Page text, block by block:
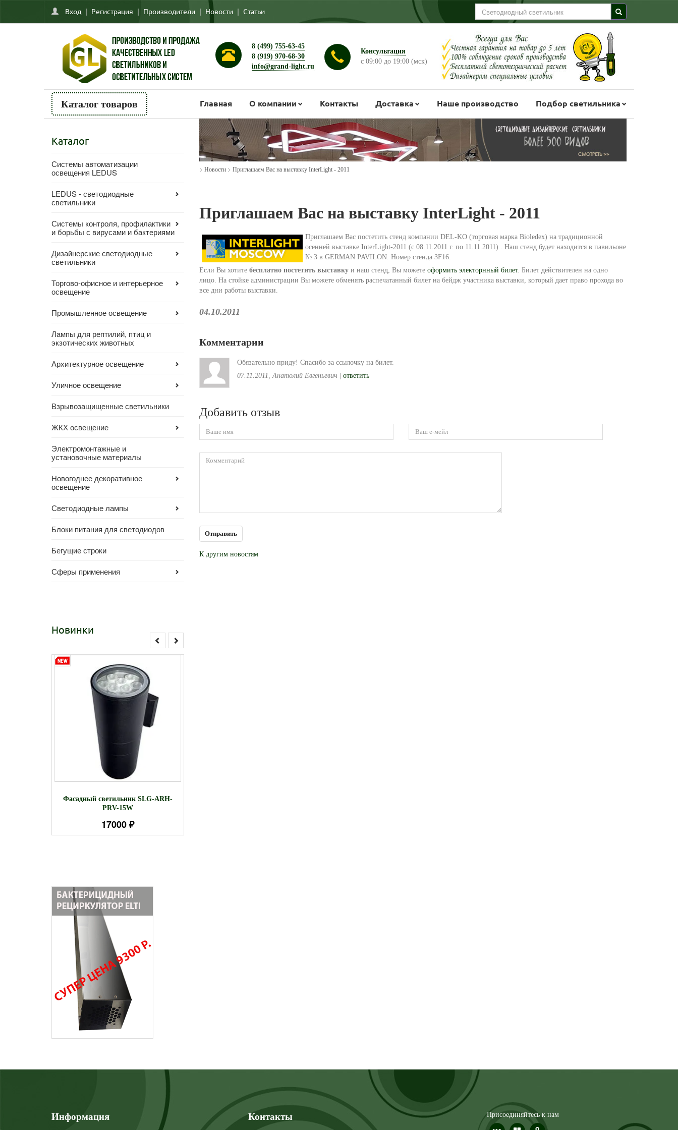
Вход | Регистрация | Производители | Новости | Статьи
8 (499) 755-63-45
8 (919) 970-68-30
info@grand-light.ru
Консультация
с 09:00 до 19:00 (мск)
Каталог товаров Главная О компании Контакты Доставка Наше производство Подбор светильника
Каталог
Системы автоматизации
освещения LEDUS
LEDUS - светодиодные
светильники
Системы контроля, профилактики
и борьбы с вирусами и бактериями
Дизайнерские светодиодные
светильники
Торгово-офисное и интерьерное
освещение
Промышленное освещение
Лампы для рептилий, птиц и
экзотических животных
Архитектурное освещение
Уличное освещение
Взрывозащищенные светильники
ЖКХ освещение
Электромонтажные и
установочные материалы
Новогоднее декоративное
освещение
Светодиодные лампы
Блоки питания для светодиодов
Бегущие строки
Сферы применения
Новинки
Фасадный светильник SLG-ARH-
PRV-15W
17000 ₽
> Новости> Приглашаем Вас на выставку InterLight - 2011
Приглашаем Вас на выставку InterLight - 2011
Приглашаем Вас постетить стенд компании DEL-KO (торговая марка Bioledex) на традиционной
осенней выставке InterLight-2011 (с 08.11.2011 г. по 11.11.2011) . Наш стенд будет находится в павильоне
№ 3 в GERMAN PAVILON. Номер стенда 3F16.
Если Вы хотите бесплатно постетить выставкуи наш стенд, Вы можете оформить электорнный билет. Билет действителен на одно
лицо. На стойке администрации Вы можете обменять распечатанный билет на бейдж участника выставки, который дает право прохода во
все дни работы выставки.
04.10.2011
Комментарии
Обязательно приду! Спасибо за ссылочку на билет.
07.11.2011, Анатолий Евгеньевич
ответить
Добавить отзыв
К другим новостям
Информация Контакты Присоединяйтесь к нам